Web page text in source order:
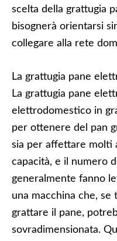
scelta della grattugia
bisognerà orientarsi
collegare alla rete
La grattugia pane
La grattugia pane
elettrodomestico in
per ottenere del pan
sia per affettare molti
capacità, e il numero
generalmente fanno
una macchina che,
grattare il pane,
sovradimensionata.